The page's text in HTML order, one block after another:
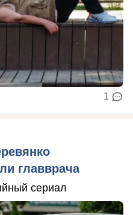
1
главврача
сериал